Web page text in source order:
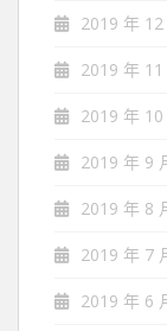
2019 年 12
2019 年 11
2019 年 10
2019 年 9
2019 年 8
2019 年 7
2019 年 6